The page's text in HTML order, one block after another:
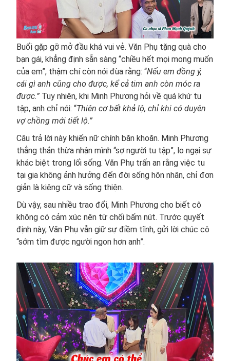
Buổi gặp gỡ mở đầu khá vui vẻ. Văn Phụ tặng quà cho
bạn gái, khẳng định sẵn sàng “chiều hết mọi mong muốn
của em”, thậm chí còn nói đùa rằng: “Nếu em đồng ý,
cái gì anh cũng cho được, kể cả tim anh còn móc ra
được.” Tuy nhiên, khi Minh Phương hỏi về quá khứ tu
tập, anh chỉ nói: “Thiên cơ bất khả lộ, chỉ khi có duyên
vợ chồng mới tiết lộ.”
Câu trả lời này khiến nữ chính băn khoăn. Minh Phương
thẳng thắn thừa nhận mình “sợ người tu tập”, lo ngại sự
khác biệt trong lối sống. Văn Phụ trấn an rằng việc tu
tại gia không ảnh hưởng đến đời sống hôn nhân, chỉ đơn
giản là kiêng cữ và sống thiện.
Dù vậy, sau nhiều trao đổi, Minh Phương cho biết cô
không có cảm xúc nên từ chối bấm nút. Trước quyết
định này, Văn Phụ vẫn giữ sự điềm tĩnh, gửi lời chúc cô
“sớm tìm được người ngon hơn anh”.